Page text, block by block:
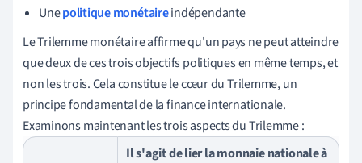
Unepolitique monétaireindépendante
Le Trilemme monétaire affirme qu'un pays ne peut atteindre
que deux de ces trois objectifs politiques en même temps, et
non les trois. Cela constitue le cœur du Trilemme, un
principe fondamental de la finance internationale.
Examinons maintenant les trois aspects du Trilemme :
Il s'agit de lier la monnaie nationale à